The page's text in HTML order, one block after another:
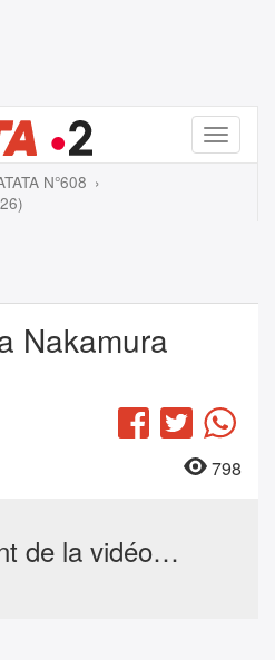
Menu
N°608
Nakamura
Facebook
Twitter
798
de la vidéo…